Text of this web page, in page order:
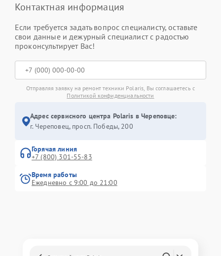
Контактная информация
Если требуется задать вопрос специалисту, оставьте
свои данные и дежурный специалист с радостью
проконсультирует Вас!
Отправляя заявку на ремонт техники Polaris, Вы соглашаетесь с
Политикой конфиденциальности
Адрес сервисного центра Polaris в Череповце:
г. Череповец, просп. Победы, 200
Горячая линия
+7 (800) 301-55-83
Время работы
Ежедневно с 9:00 до 21:00